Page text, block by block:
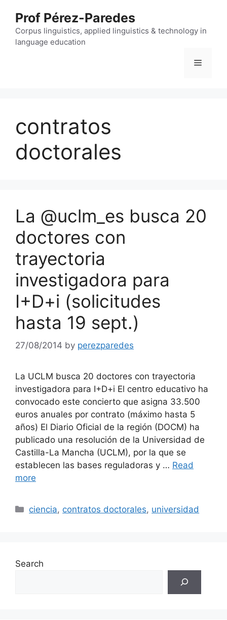
content
Prof Pérez-Paredes
Corpus linguistics, applied linguistics & technology in
language education
Menu
contratos
doctorales
La @uclm_es busca 20
doctores con
trayectoria
investigadora para
I+D+i (solicitudes
hasta 19 sept.)
27/08/2014 by perezparedes
La UCLM busca 20 doctores con trayectoria
investigadora para I+D+i El centro educativo ha
convocado este concierto que asigna 33.500
euros anuales por contrato (máximo hasta 5
años) El Diario Oficial de la región (DOCM) ha
publicado una resolución de la Universidad de
Castilla-La Mancha (UCLM), por la que se
establecen las bases reguladoras y … Read
more
Categories
ciencia, contratos doctorales, universidad
Search